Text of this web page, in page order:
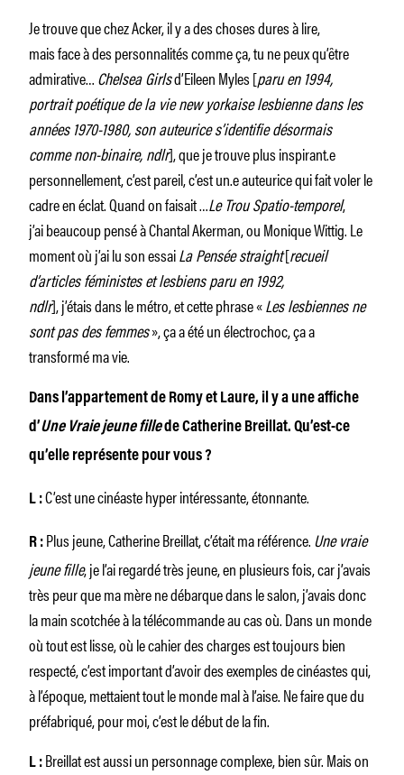
Je trouve que chez Acker, il y a des choses dures à lire,
mais face à des personnalités comme ça, tu ne peux qu’être
admirative…Chelsea Girlsd’Eileen Myles [paru en 1994,
portrait poétique de la vie new yorkaise lesbienne dans les
années 1970-1980, son auteurice s’identifie désormais
comme non-binaire, ndlr], que je trouve plus inspirant.e
personnellement, c’est pareil, c’est un.e auteurice qui fait voler le
cadre en éclat. Quand on faisait …Le Trou Spatio-temporel,
j’ai beaucoup pensé à Chantal Akerman, ou Monique Wittig. Le
moment où j’ai lu son essaiLa Pensée straight[recueil
d’articles féministes et lesbiens paru en 1992,
ndlr], j’étais dans le métro, et cette phrase «Les lesbiennes ne
sont pas des femmes», ça a été un électrochoc, ça a
transformé ma vie.
Dans l’appartement de Romy et Laure, il y a une affiche
d’Une Vraie jeune fillede Catherine Breillat. Qu’est-ce
qu’elle représente pour vous ?
L :C’est une cinéaste hyper intéressante, étonnante.
R : Plus jeune, Catherine Breillat, c’était ma référence.Une vraie
jeune fille, je l’ai regardé très jeune, en plusieurs fois, car j’avais
très peur que ma mère ne débarque dans le salon, j’avais donc
la main scotchée à la télécommande au cas où. Dans un monde
où tout est lisse, où le cahier des charges est toujours bien
respecté, c’est important d’avoir des exemples de cinéastes qui,
à l’époque, mettaient tout le monde mal à l’aise. Ne faire que du
préfabriqué, pour moi, c’est le début de la fin.
L : Breillat est aussi un personnage complexe, bien sûr. Mais on